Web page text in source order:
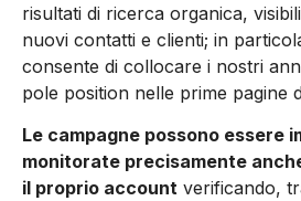
risultati di ricerca organi­ca,
nuovi contatti e clienti; in
consente di col­locare i nostri
pole position nelle pri­me pagine
Le cam­pagne possono essere
monitorate precisa­mente
il proprio account verificando,